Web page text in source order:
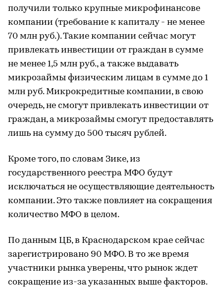
получили только крупные микрофинансове
компании (требование к капиталу - не менее
70 млн руб.). Такие компании сейчас могут
привлекать инвестиции от граждан в сумме
не менее 1,5 млн руб., а также выдавать
микрозаймы физическим лицам в сумме до 1
млн руб. Микрокредитные компании, в свою
очередь, не смогут привлекать инвестиции от
граждан, а микрозаймы смогут предоставлять
лишь на сумму до 500 тысяч рублей.
Кроме того, по словам Зике, из
государственного реестра МФО будут
исключаться не осуществляющие деятельность
компании. Это также повлияет на сокращения
количество МФО в целом.
По данным ЦБ, в Краснодарском крае сейчас
зарегистрировано 90 МФО. В то же время
участники рынка уверены, что рынок ждет
сокращение из-за указанных выше факторов.